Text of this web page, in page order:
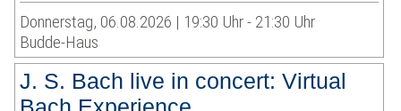
Donnerstag, 06.08.2026 | 19:30 Uhr - 21:30 Uhr
Budde-Haus
J. S. Bach live in concert: Virtual